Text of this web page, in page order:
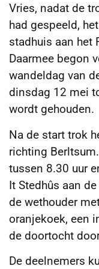
Vries, nadat de
had gespeeld,
stadhuis aan het
Daarmee begon
wandeldag van
dinsdag 12 mei
wordt gehouden.
Na de start trok
richting
tussen 8.30 uur
It Stedhûs aan
de wethouder
oranjekoek, een
de doortocht
De deelnemers